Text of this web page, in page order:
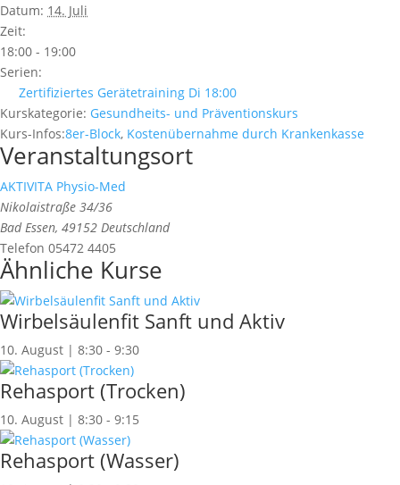
Datum: 14. Juli
Zeit:
18:00 - 19:00
Serien:
Zertifiziertes Gerätetraining Di 18:00
Kurskategorie: Gesundheits- und Präventionskurs
Kurs-Infos:8er-Block, Kostenübernahme durch Krankenkasse
Veranstaltungsort
AKTIVITA Physio-Med
Nikolaistraße 34/36
Bad Essen, 49152 Deutschland
Telefon 05472 4405
Ähnliche Kurse
Wirbelsäulenfit Sanft und Aktiv
10. August | 8:30 - 9:30
Rehasport (Trocken)
10. August | 8:30 - 9:15
Rehasport (Wasser)